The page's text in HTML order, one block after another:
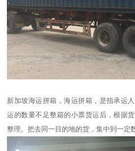
新加坡海运拼箱，海运拼箱，是指承运
运的数量不足整箱的小票货运后，根据
整理。把去同一目的地的货，集中到一定